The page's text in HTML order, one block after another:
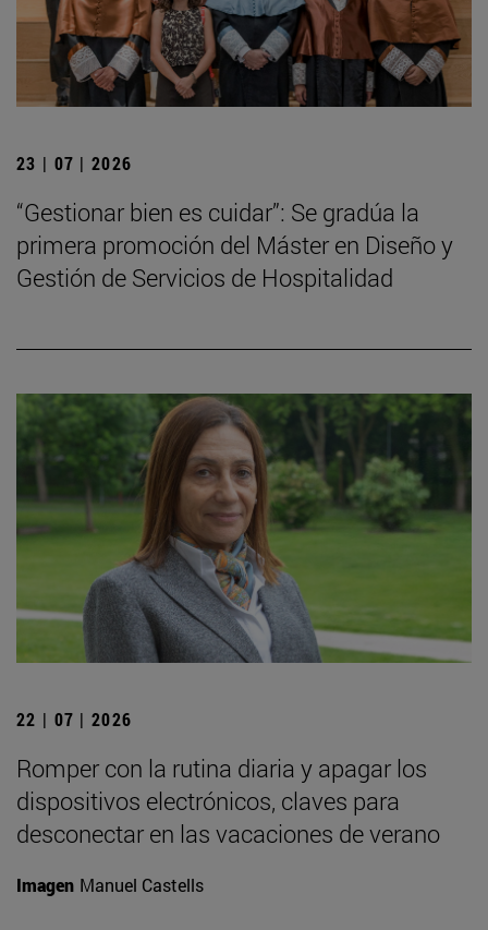
23 | 07 | 2026
“Gestionar bien es cuidar”: Se gradúa la
primera promoción del Máster en Diseño y
Gestión de Servicios de Hospitalidad
22 | 07 | 2026
Romper con la rutina diaria y apagar los
dispositivos electrónicos, claves para
desconectar en las vacaciones de verano
Imagen Manuel Castells